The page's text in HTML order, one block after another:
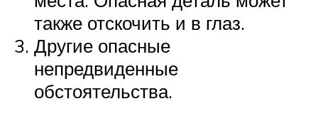
также отскочить и в глаз.
Другие опасные
непредвиденные
обстоятельства.